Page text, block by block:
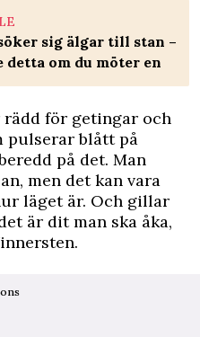
sig älgar till stan –
detta om du möter en
rädd för getingar och
pulserar blått på
på det. Man
men det kan vara
läget är. Och gillar
är dit man ska åka,